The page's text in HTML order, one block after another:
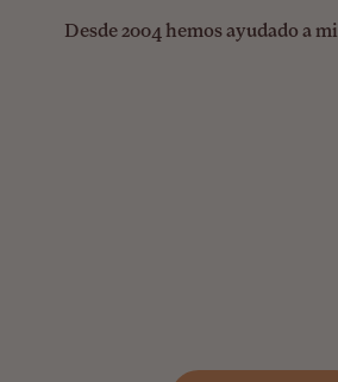
Desde 2004 hemos ayudado a